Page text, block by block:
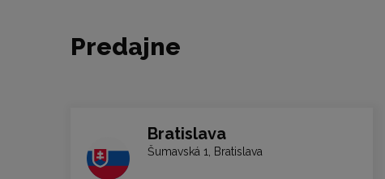
Predajne
Bratislava
Šumavská 1, Bratislava